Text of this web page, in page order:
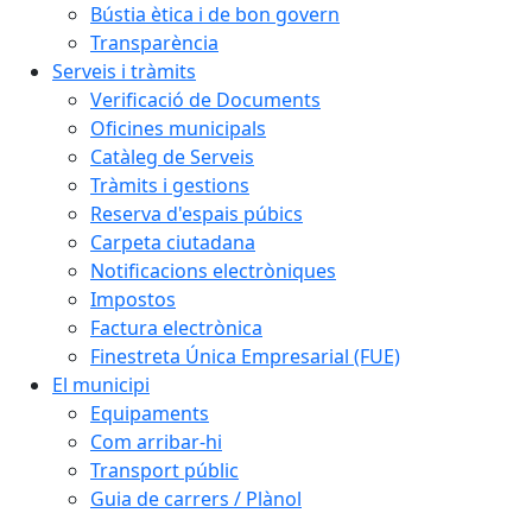
Bústia ètica i de bon govern
Transparència
Serveis i tràmits
Verificació de Documents
Oficines municipals
Catàleg de Serveis
Tràmits i gestions
Reserva d'espais púbics
Carpeta ciutadana
Notificacions electròniques
Impostos
Factura electrònica
Finestreta Única Empresarial (FUE)
El municipi
Equipaments
Com arribar-hi
Transport públic
Guia de carrers / Plànol